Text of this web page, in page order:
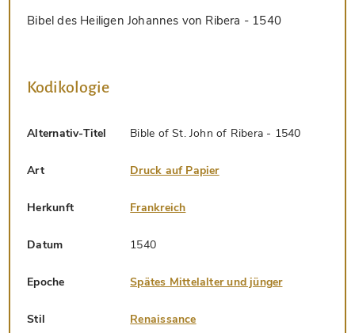
Bibel des Heiligen Johannes von Ribera - 1540
Kodikologie
Alternativ-Titel Bible of St. John of Ribera - 1540
Art Druck auf Papier
Herkunft Frankreich
Datum 1540
Epoche Spätes Mittelalter und jünger
Stil Renaissance